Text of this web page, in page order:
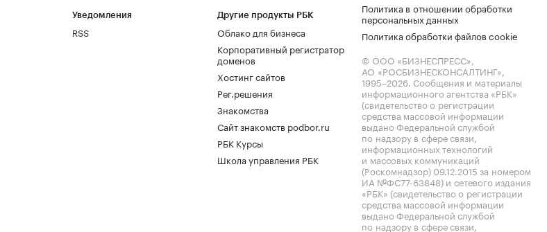
Уведомления
RSS
Другие продукты РБК
Облако для бизнеса
Корпоративный регистратор
доменов
Хостинг сайтов
Рег.решения
Знакомства
Сайт знакомств podbor.ru
РБК Курсы
Школа управления РБК
Политика в отношении обработки
персональных данных
Политика обработки файлов cookie
© ООО «БИЗНЕСПРЕСС»,
АО «РОСБИЗНЕСКОНСАЛТИНГ»,
1995–2026. Сообщения и материалы
информационного агентства «РБК»
(свидетельство о регистрации
средства массовой информации
выдано Федеральной службой
по надзору в сфере связи,
информационных технологий
и массовых коммуникаций
(Роскомнадзор) 09.12.2015 за номером
ИА №ФС77-63848) и сетевого издания
«РБК» (свидетельство о регистрации
средства массовой информации
выдано Федеральной службой
по надзору в сфере связи,